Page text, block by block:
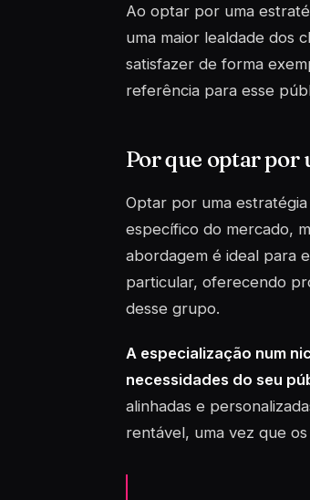
Ao optar por uma
uma maior lealdade dos
satisfazer de forma
referência para esse
Por que optar por
Optar por uma
específico do mercado,
abordagem é ideal para
particular, oferecendo
desse grupo.
A especialização num
necessidades do seu
alinhadas e
rentável, uma vez que